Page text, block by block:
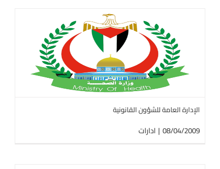
الإدارة العامة للشؤون القانونية
08/04/2009
| ادارات